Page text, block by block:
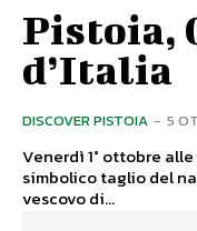
Pistoia,
d’Italia
DISCOVER PISTOIA - 5
Venerdì 1° ottobre
simbolico taglio del
vescovo di...